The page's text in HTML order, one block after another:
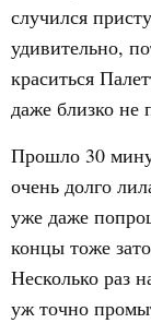
случился
удивительно,
краситься
даже близко не
Прошло 30
очень долго
уже даже
концы тоже
Несколько раз
уж точно